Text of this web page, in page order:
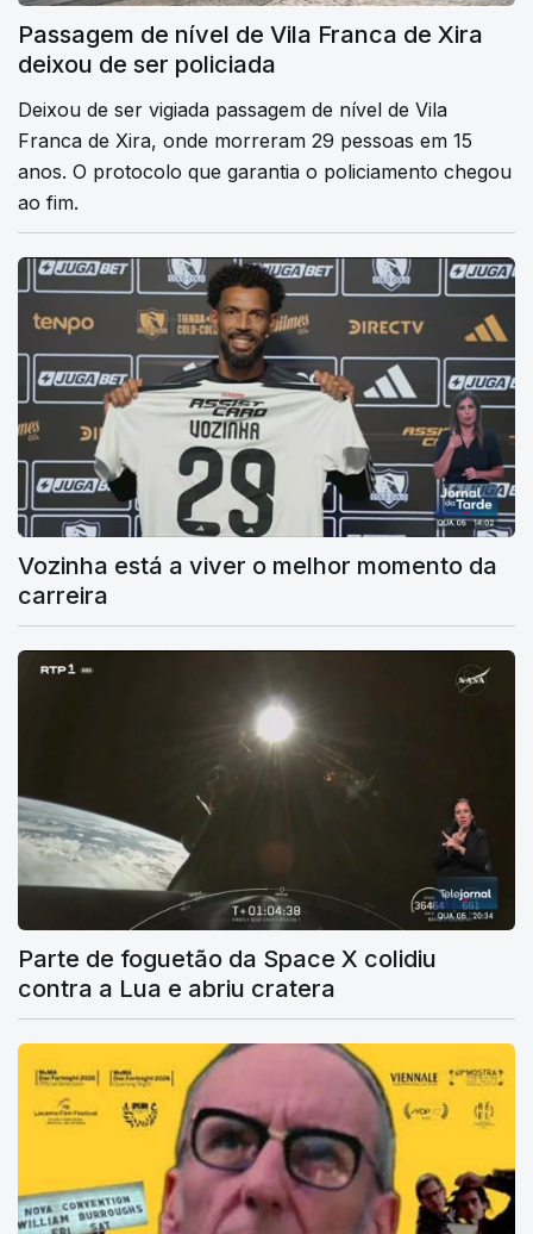
Passagem de nível de Vila Franca de Xira
deixou de ser policiada
Deixou de ser vigiada passagem de nível de Vila
Franca de Xira, onde morreram 29 pessoas em 15
anos. O protocolo que garantia o policiamento chegou
ao fim.
Vozinha está a viver o melhor momento da
carreira
Parte de foguetão da Space X colidiu
contra a Lua e abriu cratera